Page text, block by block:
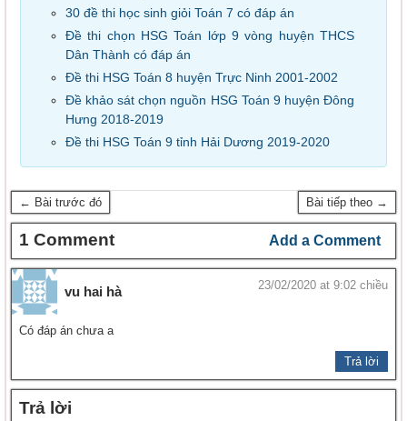
30 đề thi học sinh giỏi Toán 7 có đáp án
Đề thi chọn HSG Toán lớp 9 vòng huyện THCS
Dân Thành có đáp án
Đề thi HSG Toán 8 huyện Trực Ninh 2001-2002
Đề khảo sát chọn nguồn HSG Toán 9 huyện Đông
Hưng 2018-2019
Đề thi HSG Toán 9 tỉnh Hải Dương 2019-2020
← Bài trước đó Bài tiếp theo →
1 Comment Add a Comment
vu hai hà 23/02/2020 at 9:02 chiều
Có đáp án chưa a
Trả lời
Trả lời